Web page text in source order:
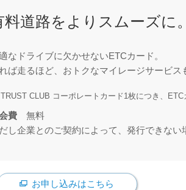
料道路をよりスムーズに。
なドライブに欠かせないETCカード。
ば走るほど、おトクなマイレージサービス
TRUST CLUB コーポレートカード1枚につき、ETC
費 無料
し企業とのご契約によって、発行できない
お申し込みはこちら